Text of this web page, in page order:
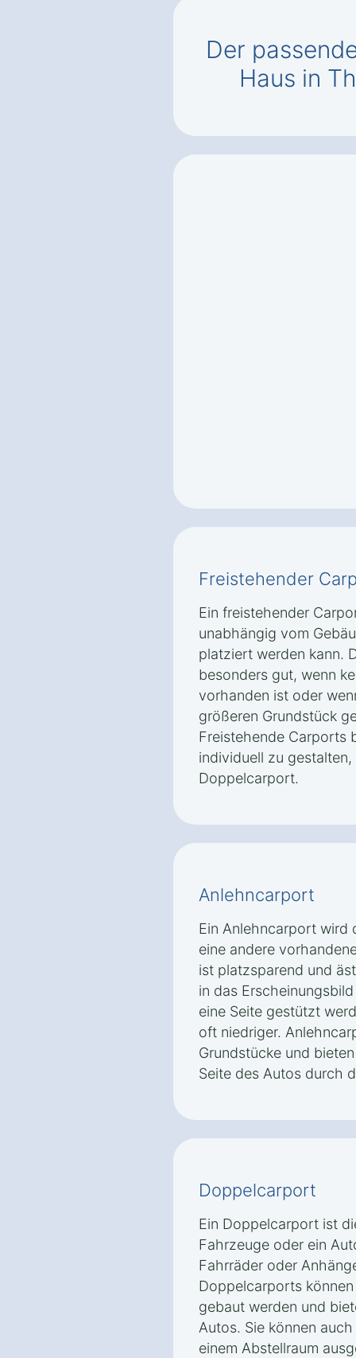
Der
Haus in
Freistehender
Ein freistehender
unabhängig vom
platziert werden kann.
besonders gut, wenn
vorhanden ist oder
größeren Grundstück
Freistehende Carports
individuell zu
Doppelcarport.
Anlehncarport
Ein Anlehncarport wird
eine andere
ist platzsparend und
in das
eine Seite gestützt
oft niedriger.
Grundstücke und
Seite des Autos durch
Doppelcarport
Ein Doppelcarport ist
Fahrzeuge oder ein
Fahrräder oder
Doppelcarports
gebaut werden und
Autos. Sie können
einem Abstellraum